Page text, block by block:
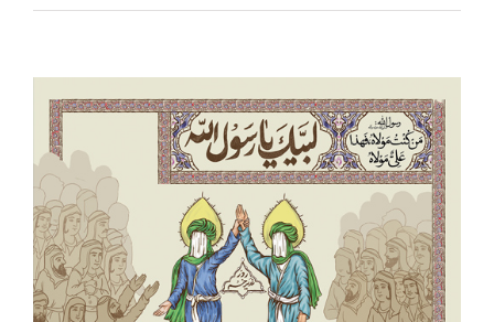
تصویر
بزرگتر